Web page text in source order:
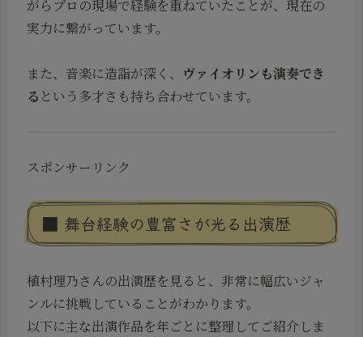
がらプロの現場で経験を重ねていたことが、現在の
実力に繋がっています。
また、音楽に造詣が深く、 ヴァイオリンも演奏でき
る という多才さも持ち合わせています。
スポンサーリンク
■ 舞台経験の豊富さが光る出演歴
植村理乃さんの出演歴を見ると、非常に幅広いジャ
ンルに挑戦していることがわかります。
以下に主な出演作品を年ごとに整理してご紹介しま